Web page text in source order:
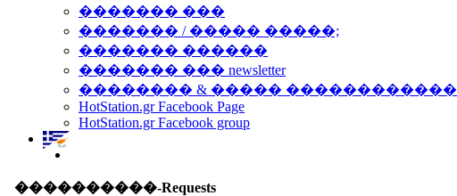
������� ���
������� / ����� �����;
������� ������
������� ��� newsletter
�������� & ����� ������������
HotStation.gr Facebook Page
HotStation.gr Facebook group
����������-Requests